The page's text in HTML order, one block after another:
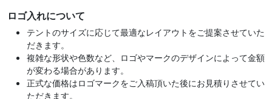
ロゴ入れについて
テントのサイズに応じて最適なレイアウトをご提案させていた
だきます。
複雑な形状や色数など、ロゴやマークのデザインによって金額
が変わる場合があります。
正式な価格はロゴマークをご入稿頂いた後にお見積りさせてい
ただきます。